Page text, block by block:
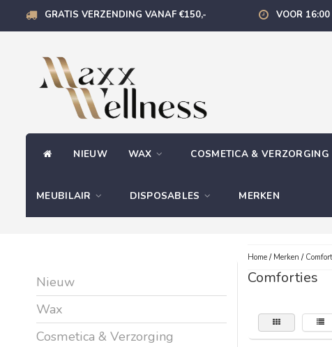
GRATIS VERZENDING VANAF €150,- VOOR
NIEUW WAX COSMETICA & VERZORGING
MEUBILAIR DISPOSABLES MERKEN
Nieuw
Wax
Cosmetica & Verzorging
Home/ Merken /
Comforties